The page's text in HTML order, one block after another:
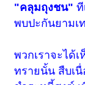
"คลุมถุงชน"ที
พบปะกันยามเ
พวกเราจะได้
ทรายนั้น สืบเ